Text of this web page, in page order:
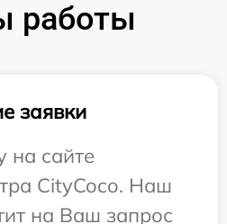
работы
заявки
на сайте
CityCoco. Наш
на Ваш запрос